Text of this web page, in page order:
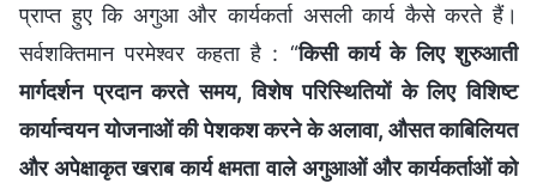
प्राप्त हुए कि अगुआ और कार्यकर्ता असली कार्य कैसे करते हैं।
सर्वशक्तिमान परमेश्वर कहता है : “किसी कार्य के लिए शुरुआती
मार्गदर्शन प्रदान करते समय, विशेष परिस्थितियों के लिए विशिष्ट
कार्यान्वयन योजनाओं की पेशकश करने के अलावा, औसत काबिलियत
और अपेक्षाकृत खराब कार्य क्षमता वाले अगुआओं और कार्यकर्ताओं को